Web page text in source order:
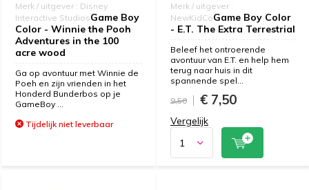
Merk / uitgever : Disney
Interactive StudiosGame Boy
Color - Winnie the Pooh
Adventures in the 100
acre wood
Ga op avontuur met Winnie de
Poeh en zijn vrienden in het
Honderd Bunderbos op je
GameBoy ...
Tijdelijk niet leverbaar
Merk / uitgever :
NewKidCoGame Boy Color
- E.T. The Extra Terrestrial
Beleef het ontroerende
avontuur van E.T. en help hem
terug naar huis in dit
spannende spel...
9,50
€ 7,50
Vergelijk